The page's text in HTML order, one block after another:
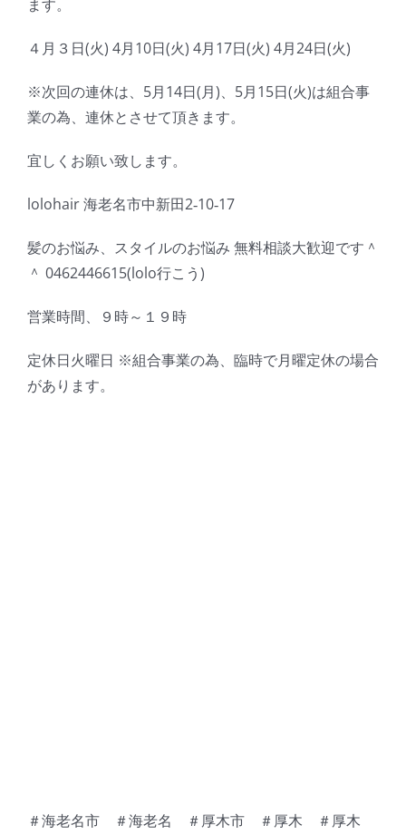
ます。
４月３日(火) 4月10日(火) 4月17日(火) 4月24日(火)
※次回の連休は、5月14日(月)、5月15日(火)は組合事
業の為、連休とさせて頂きます。
宜しくお願い致します。
lolohair 海老名市中新田2‐10‐17
髪のお悩み、スタイルのお悩み 無料相談大歓迎です＾
＾ 0462446615(lolo行こう)
営業時間、９時～１９時
定休日火曜日 ※組合事業の為、臨時で月曜定休の場合
があります。
＃海老名市 ＃海老名 ＃厚木市 ＃厚木 ＃厚木